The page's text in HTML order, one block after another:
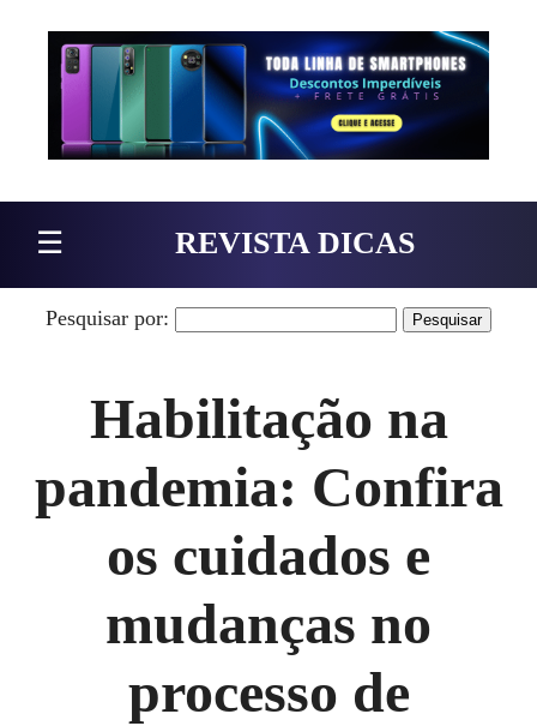
Pular para o conteúdo
☰ REVISTA DICAS
Pesquisar por:
Habilitação na
pandemia: Confira
os cuidados e
mudanças no
processo de